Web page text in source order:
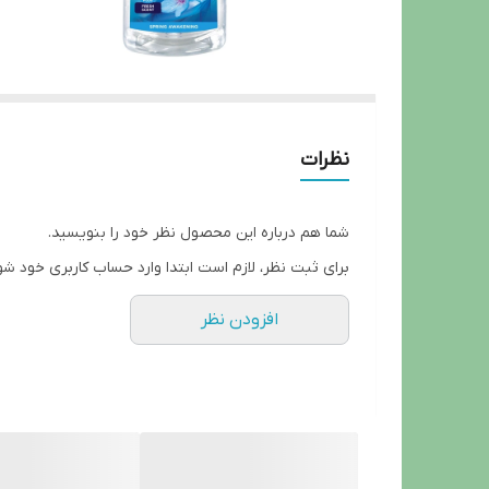
نظرات
شما هم درباره این محصول نظر خود را بنویسید.
برای ثبت نظر، لازم است ابتدا وارد حساب کاربری خود
افزودن نظر